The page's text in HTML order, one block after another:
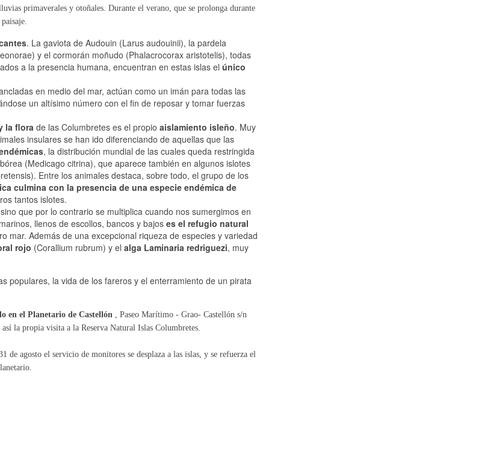
primaverales y otoñales. Durante el verano, que se prolonga durante
. La gaviota de Audouin (Larus audouinii), la pardela
y el cormorán moñudo (Phalacrocorax aristotelis), todas
a la presencia humana, encuentran en estas islas el único
en medio del mar, actúan como un imán para todas las
un altísimo número con el fin de reposar y tomar fuerzas
la florade las Columbretes es el propio aislamiento isleño. Muy
insulares se han ido diferenciando de aquellas que las
, la distribución mundial de las cuales queda restringida
(Medicago citrina), que aparece también en algunos islotes
Entre los animales destaca, sobre todo, el grupo de los
culmina con la presencia de una especie endémica de
tantos islotes.
que por lo contrario se multiplica cuando nos sumergimos en
llenos de escollos, bancos y bajos es el refugio natural
mar. Además de una excepcional riqueza de especies y variedad
rojo (Corallium rubrum) y el alga Laminaria redriguezi, muy
populares, la vida de los fareros y el enterramiento de un pirata
en el Planetario de Castellón , Paseo Marítimo - Grao- Castellón s/n
la propia visita a la Reserva Natural Islas Columbretes.
agosto el servicio de monitores se desplaza a las islas, y se refuerza el